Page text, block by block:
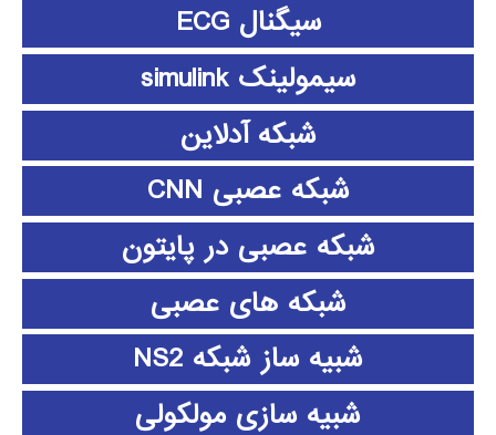
سیگنال ECG
سیمولینک simulink
شبکه آدلاین
شبکه عصبی CNN
شبکه عصبی در پایتون
شبکه های عصبی
شبیه ساز شبکه NS2
شبیه سازی مولکولی